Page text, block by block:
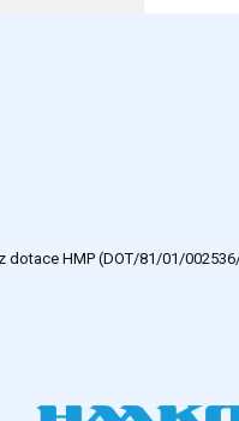
dotace HMP (DOT/81/01/